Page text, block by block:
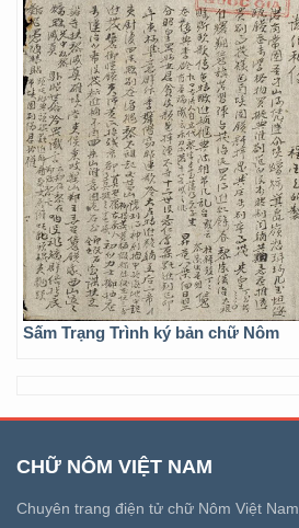
Sấm Trạng Trình ký bản chữ Nôm
CHỮ NÔM VIỆT NAM
Chuyên trang điện tử chữ Nôm Việt Nam.